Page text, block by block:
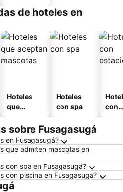
de hoteles en
Hoteles
que
mascotas
Hoteles
con spa
con
sobre Fusagasugá
en Fusagasugá?
que admiten mascotas en
con spa en Fusagasugá?
con piscina en Fusagasugá?